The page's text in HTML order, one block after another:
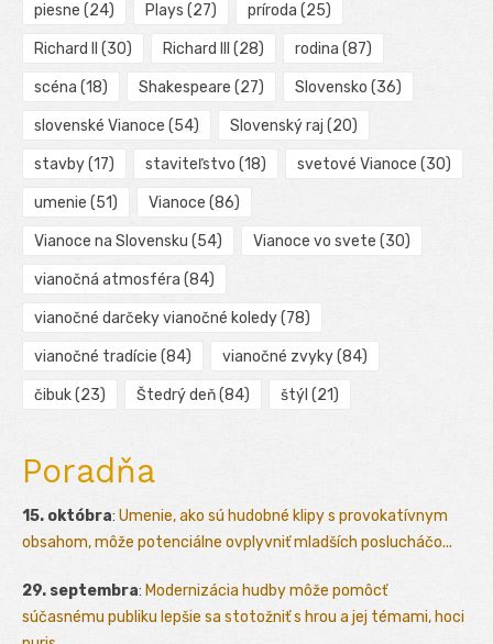
piesne (24) Plays (27) príroda (25)
Richard II (30) Richard III (28) rodina (87)
scéna (18) Shakespeare (27) Slovensko (36)
slovenské Vianoce (54) Slovenský raj (20)
stavby(17) staviteľstvo (18) svetové Vianoce (30)
umenie (51) Vianoce (86)
Vianoce na Slovensku (54) Vianoce vo svete (30)
vianočná atmosféra (84)
vianočné darčeky vianočné koledy(78)
vianočné tradície (84) vianočné zvyky(84)
čibuk(23) Štedrý deň(84) štýl (21)
Poradňa
15. októbra: Umenie, ako sú hudobné klipy s provokatívnym
obsahom, môže potenciálne ovplyvniť mladších poslucháčo...
29. septembra: Modernizácia hudby môže pomôcť
súčasnému publiku lepšie sa stotožniť s hrou a jej témami, hoci